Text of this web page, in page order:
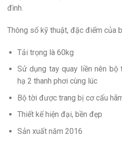
đình.
Thông số kỹ thuật, đặc điểm của
Tải trọng là 60kg
Sử dụng tay quay liền nên bộ
hạ 2 thanh phơi cùng lúc
Bộ tời được trang bị cơ cấu
Thiết kế hiện đại, bền đẹp
Sản xuất năm 2016